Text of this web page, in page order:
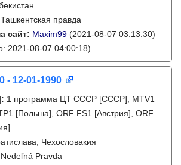
Ташкентская правда
сайт: Maxim99 (2021-08-07 03:13:30)
2021-08-07 04:00:18)
- 12-01-1990
: 1 программа ЦТ СССР [СССР], MTV1
[Польша], ORF FS1 [Австрия], ORF
Чехословакия
Nedeľná Pravda